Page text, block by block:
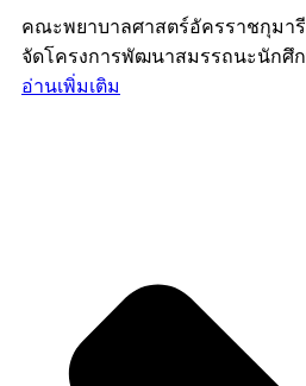
คณะพยาบาลศาสตร์อัครราชกุมา
จัดโครงการพัฒนาสมรรถนะนักศึ
อ่านเพิ่มเติม